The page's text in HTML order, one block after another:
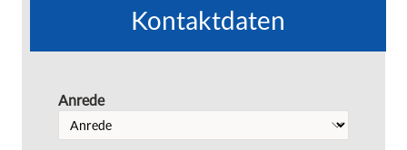
Kontaktdaten
Anrede